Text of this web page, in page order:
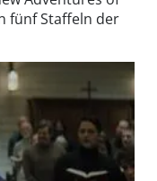
fünf Staffeln der